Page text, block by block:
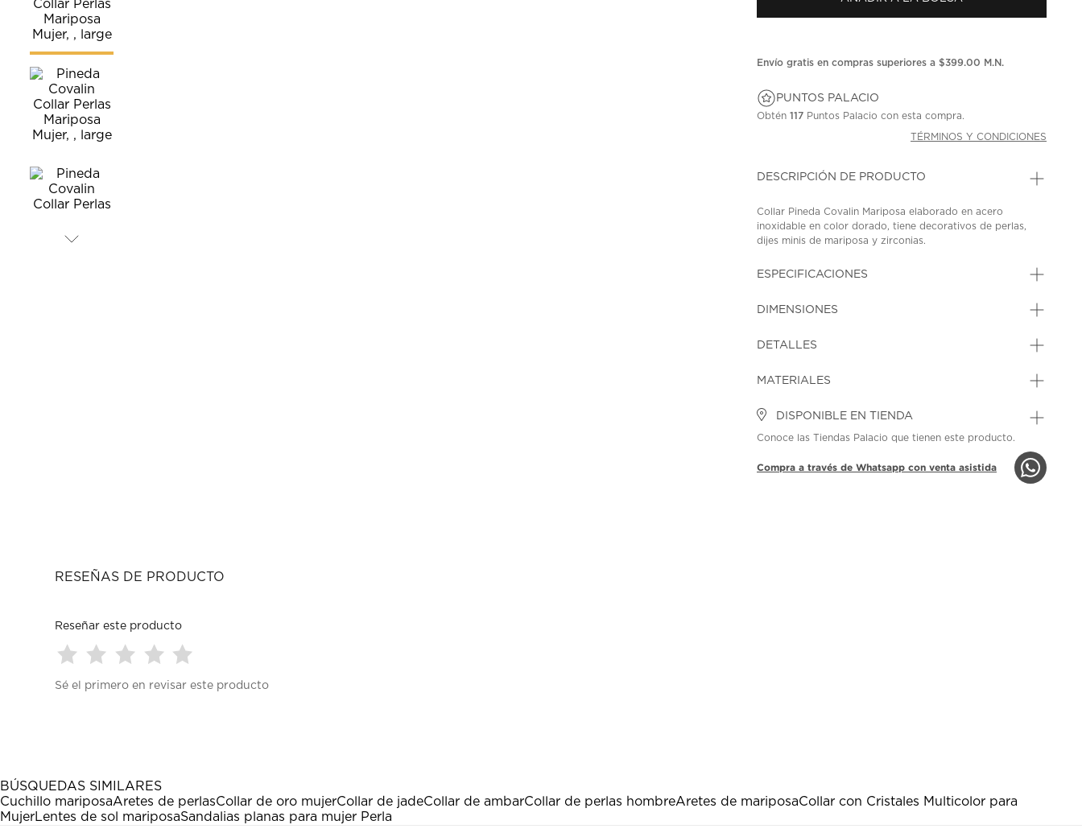
la
Envío gratis en compras superiores a $399.00 M.N.
PUNTOS PALACIO
Obtén117 Puntos Palacio con esta compra.
TÉRMINOS Y CONDICIONES
DESCRIPCIÓN DE PRODUCTO
Collar Pineda Covalin Mariposa elaborado en acero
inoxidable en color dorado, tiene decorativos de perlas,
dijes minis de mariposa y zirconias.
ESPECIFICACIONES
DIMENSIONES
DETALLES
MATERIALES
DISPONIBLE EN TIENDA
Conoce las Tiendas Palacio que tienen este producto.
Compra a través de Whatsapp con venta asistida
RESEÑAS DE PRODUCTO
Reseñar este producto
para
estrella
Esta
acción
abrirá
para
estrellas.
Esta
acción
abrirá
para
estrellas.
Esta
acción
abrirá
para
estrellas.
Esta
acción
abrirá
para
acción
abrirá
Sé el primero en revisar este producto
BÚSQUEDAS SIMILARES
Cuchillo mariposaAretes de perlasCollar de oro mujerCollar de jadeCollar de ambarCollar de perlas hombreAretes de mariposaCollar con Cristales Multicolor para
MujerLentes de sol mariposaSandalias planas para mujer Perla